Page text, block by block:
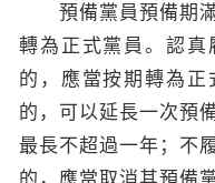
預備黨員預備期滿
轉為正式黨員。認
的，應當按期轉為
的，可以延長一次預
最長不超過一年；不
的，應當取消其預備